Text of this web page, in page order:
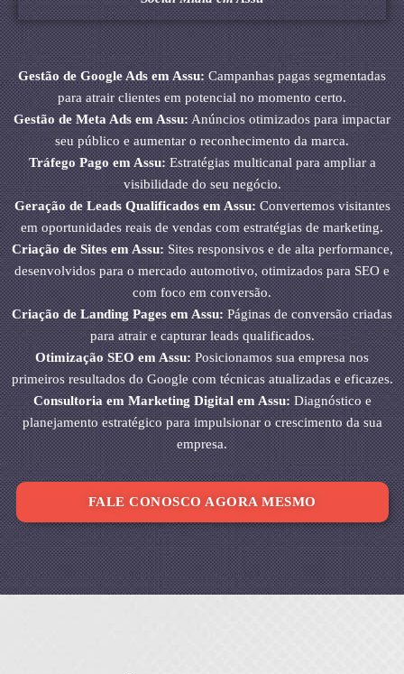
Gestão de Google Ads em Assu:Campanhas pagas segmentadas
para atrair clientes em potencial no momento certo.
Gestão de Meta Ads em Assu:Anúncios otimizados para impactar
seu público e aumentar o reconhecimento da marca.
Tráfego Pago em Assu:Estratégias multicanal para ampliar a
visibilidade do seu negócio.
Geração de Leads Qualificados em Assu:Convertemos visitantes
em oportunidades reais de vendas com estratégias de marketing.
Criação de Sites em Assu:Sites responsivos e de alta performance,
desenvolvidos para o mercado automotivo, otimizados para SEO e
com foco em conversão.
Criação de Landing Pages em Assu:Páginas de conversão criadas
para atrair e capturar leads qualificados.
Otimização SEO em Assu:Posicionamos sua empresa nos
primeiros resultados do Google com técnicas atualizadas e eficazes.
Consultoria em Marketing Digital em Assu:Diagnóstico e
planejamento estratégico para impulsionar o crescimento da sua
empresa.
FALE CONOSCO AGORA MESMO